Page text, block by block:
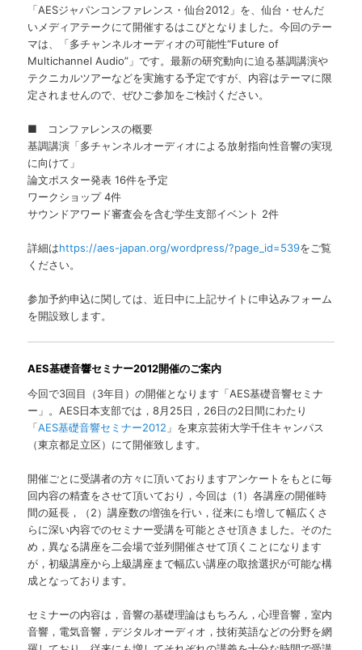
「AESジャパンコンファレンス・仙台2012」を、仙台・せんだ
いメディアテークにて開催するはこびとなりました。今回のテー
マは、「多チャンネルオーディオの可能性“Future of
Multichannel Audio”」です。最新の研究動向に迫る基調講演や
テクニカルツアーなどを実施する予定ですが、内容はテーマに限
定されませんので、ぜひご参加をご検討ください。
■ コンファレンスの概要
基調講演「多チャンネルオーディオによる放射指向性音響の実現
に向けて」
論文ポスター発表 16件を予定
ワークショップ 4件
サウンドアワード審査会を含む学生支部イベント 2件
詳細はhttps://aes-japan.org/wordpress/?page_id=539をご覧
ください。
参加予約申込に関しては、近日中に上記サイトに申込みフォーム
を開設致します。
AES基礎音響セミナー2012開催のご案内
今回で3回目（3年目）の開催となります「AES基礎音響セミナ
ー」。AES日本支部では，8月25日，26日の2日間にわたり
「AES基礎音響セミナー2012 」を東京芸術大学千住キャンパス
（東京都足立区）にて開催致します。
開催ごとに受講者の方々に頂いておりますアンケートをもとに毎
回内容の精査をさせて頂いており，今回は（1）各講座の開催時
間の延長，（2）講座数の増強を行い，従来にも増して幅広くさ
らに深い内容でのセミナー受講を可能とさせ頂きました。そのた
め，異なる講座を二会場で並列開催させて頂くことになります
が，初級講座から上級講座まで幅広い講座の取捨選択が可能な構
成となっております。
セミナーの内容は，音響の基礎理論はもちろん，心理音響，室内
音響，電気音響，デジタルオーディオ，技術英語などの分野を網